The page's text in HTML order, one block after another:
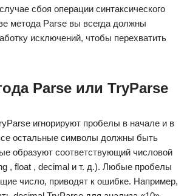
сбоя операции синтаксического
метода Parse вы всегда должны
исключений, чтобы перехватить
Parse или TryParse
игнорируют пробелы в начале и в
остальные символы должны быть
образуют соответствующий числовой
, float , decimal и т. д.). Любые пробелы
число, приводят к ошибке. Например,